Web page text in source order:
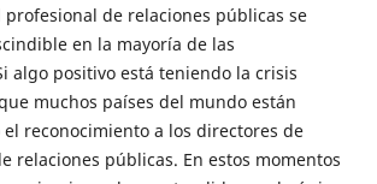
profesional de relaciones públicas se
en la mayoría de las
algo positivo está teniendo la crisis
muchos países del mundo están
reconocimiento a los directores de
relaciones públicas. En estos momentos